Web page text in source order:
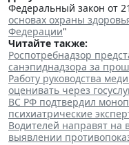
Федеральный закон от
основах охраны
Федерации"
Читайте также:
Роспотребнадзор
санэпиднадзора за
Работу руководства
оценивать через
ВС РФ подтвердил
психиатрические
Водителей направят
выявлении